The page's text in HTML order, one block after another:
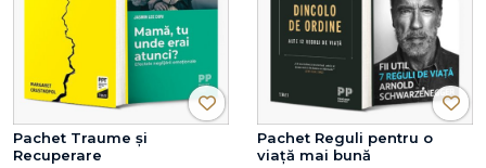
Pachet Traume și
Recuperare
Pachet Reguli pentru o
viață mai bună